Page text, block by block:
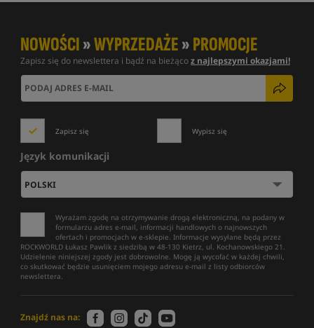
NOWOŚCI»WYPRZEDAŻE»PROMOCJE
Zapisz się do newslettera i bądź na bieżącoz najlepszymi okazjami!
Zapisz się Wypisz się
Język komunikacji
Wyrażam zgodę na otrzymywanie drogą elektroniczną, na podany w
formularzu adres e-mail, informacji handlowych o najnowszych
ofertach i promocjach w e-sklepie. Informacje wysyłane będą przez
ROCKWORLD Łukasz Pawlik z siedzibą w 48-130 Kietrz, ul. Kochanowskiego 21.
Udzielenie niniejszej zgody jest dobrowolne. Mogę ją wycofać w każdej chwili,
co skutkować będzie usunięciem mojego adresu e-mail z listy odbiorców
newslettera.
Znajdź nas na: